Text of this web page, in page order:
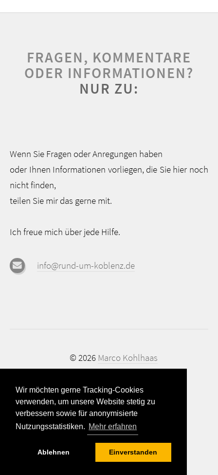
Wir möchten gerne Tracking-Cookies
verwenden, um unsere Website stetig zu
verbessern sowie für anonymisierte
Nutzungsstatistiken. Mehr erfahren
Ablehnen Einverstanden
FRAGEN, KOMMENTARE
ODER INFORMATIONEN?
NUR ZU:
Wenn Sie Fragen oder Anregungen haben
oder Ihnen Informationen vorliegen, die Sie hier noch
nicht finden,
teilen Sie mir das gerne mit.
Ich freue mich über jede Hilfe.
info@rund-um-koblenz.de
© 2026 Marco Kohlhaas
Datenschutz
Kontakt